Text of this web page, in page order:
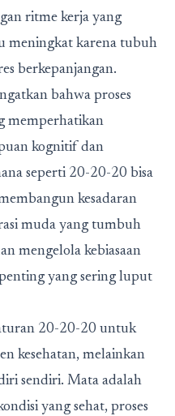
ritme kerja yang
meningkat karena tubuh
berkepanjangan.
bahwa proses
memperhatikan
kognitif dan
seperti 20-20-20 bisa
kesadaran
muda yang tumbuh
mengelola kebiasaan
yang sering luput
20-20-20 untuk
kesehatan, melainkan
sendiri. Mata adalah
yang sehat, proses